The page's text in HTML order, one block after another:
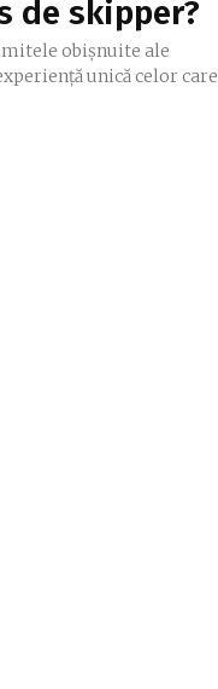
de skipper?
obișnuite ale
unică celor care